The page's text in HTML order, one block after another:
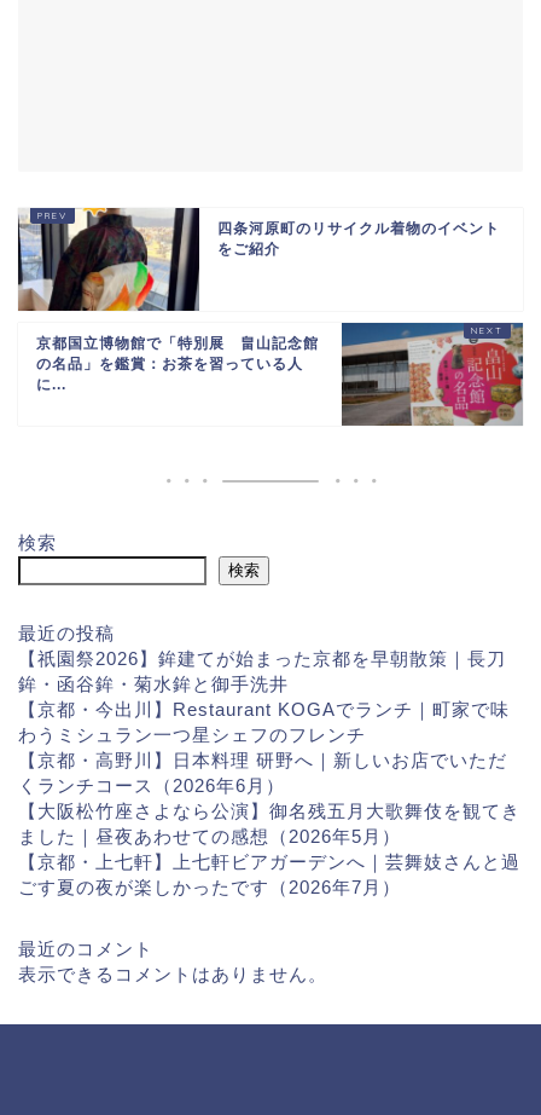
四条河原町のリサイクル着物のイベント
をご紹介
京都国立博物館で「特別展 畠山記念館
の名品」を鑑賞：お茶を習っている人
に...
検索
検索
最近の投稿
【祇園祭2026】鉾建てが始まった京都を早朝散策｜長刀
鉾・函谷鉾・菊水鉾と御手洗井
【京都・今出川】Restaurant KOGAでランチ｜町家で味
わうミシュラン一つ星シェフのフレンチ
【京都・高野川】日本料理 研野へ｜新しいお店でいただ
くランチコース（2026年6月）
【大阪松竹座さよなら公演】御名残五月大歌舞伎を観てき
ました｜昼夜あわせての感想（2026年5月）
【京都・上七軒】上七軒ビアガーデンへ｜芸舞妓さんと過
ごす夏の夜が楽しかったです（2026年7月）
最近のコメント
表示できるコメントはありません。